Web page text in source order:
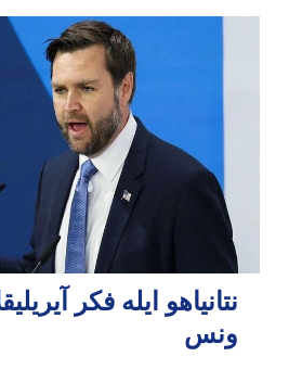
نتانیاهو ایله فکر
ونس